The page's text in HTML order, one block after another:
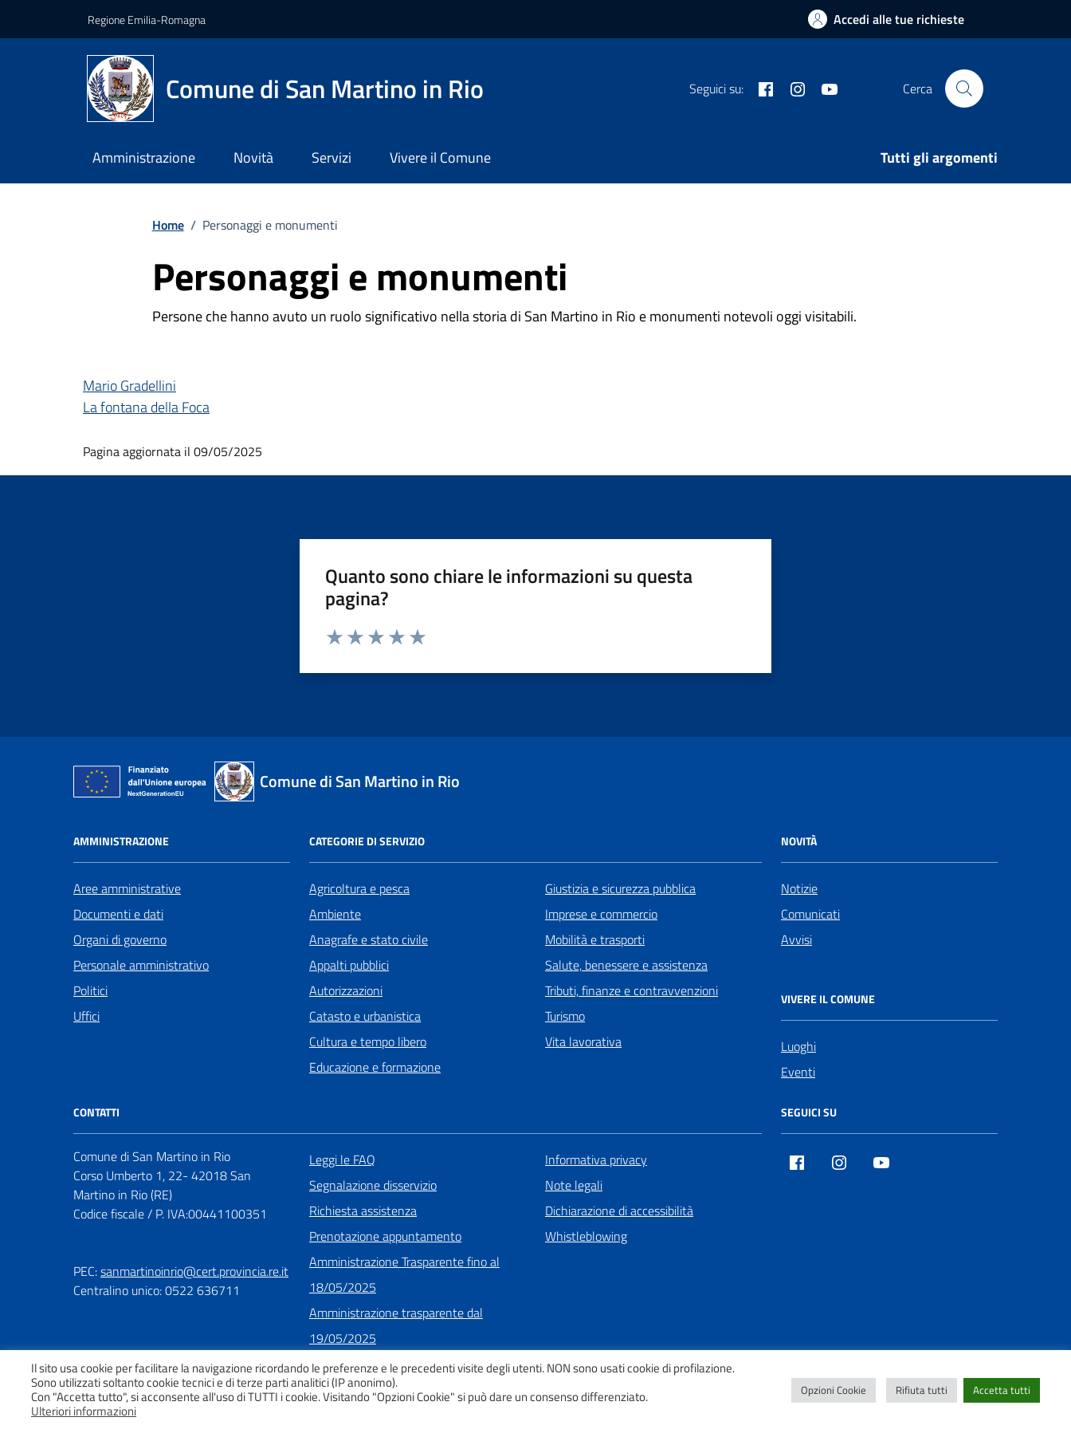
Regione Emilia-Romagna Accedi alle tue richieste
Comune di San Martino in Rio Seguici su: FacebookInstagram Cerca
Amministrazione Novità Servizi Vivere il Comune Tutti gli argomenti
Home / Personaggi e monumenti
Personaggi e monumenti
Persone che hanno avuto un ruolo significativo nella storia di San Martino in Rio e monumenti notevoli oggi visitabili.
Mario Gradellini
La fontana della Foca
Pagina aggiornata il 09/05/2025
Quanto sono chiare le informazioni su questa
pagina?
Comune di San Martino in Rio
AMMINISTRAZIONE
Aree amministrative
Documenti e dati
Organi di governo
Personale amministrativo
Politici
Uffici
CATEGORIE DI SERVIZIO
Agricoltura e pesca
Ambiente
Anagrafe e stato civile
Appalti pubblici
Autorizzazioni
Catasto e urbanistica
Cultura e tempo libero
Educazione e formazione
Giustizia e sicurezza pubblica
Imprese e commercio
Mobilità e trasporti
Salute, benessere e assistenza
Tributi, finanze e contravvenzioni
Turismo
Vita lavorativa
NOVITÀ
Notizie
Comunicati
Avvisi
VIVERE IL COMUNE
Luoghi
Eventi
CONTATTI
Comune di San Martino in Rio
Corso Umberto 1, 22- 42018 San
Martino in Rio (RE)
Codice fiscale / P. IVA:00441100351
PEC:sanmartinoinrio@cert.provincia.re.it
Centralino unico: 0522 636711
Leggi le FAQ
Segnalazione disservizio
Richiesta assistenza
Prenotazione appuntamento
Amministrazione Trasparente fino al
18/05/2025
Amministrazione trasparente dal
19/05/2025
Informativa privacy
Note legali
Dichiarazione di accessibilità
Whistleblowing
SEGUICI SU
Facebook Instagram
Il sito usa cookie per facilitare la navigazione ricordando le preferenze e le precedenti visite degli utenti. NON sono usati cookie di profilazione.
Sono utilizzati soltanto cookie tecnici e di terze parti analitici (IP anonimo).
Con "Accetta tutto", si acconsente all'uso di TUTTI i cookie. Visitando "Opzioni Cookie" si può dare un consenso differenziato.
Ulteriori informazioni
Opzioni Cookie Rifiuta tutti Accetta tutti